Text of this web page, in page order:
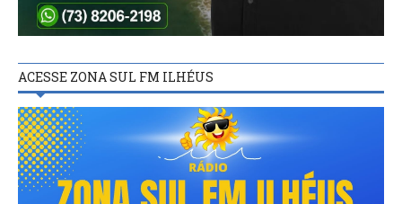
ACESSE ZONA SUL FM ILHÉUS